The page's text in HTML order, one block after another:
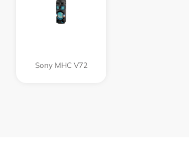
Sony MHC V72